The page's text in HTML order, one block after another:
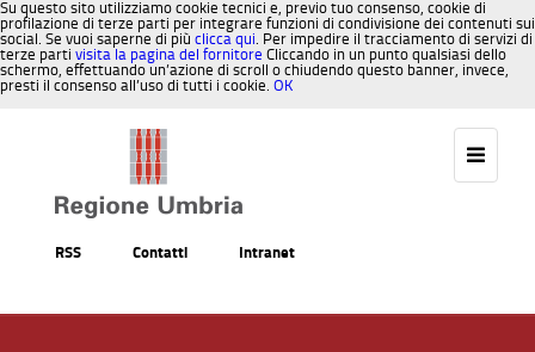
Su questo sito utilizziamo cookie tecnici e, previo tuo consenso, cookie di
profilazione di terze parti per integrare funzioni di condivisione dei contenuti sui
social. Se vuoi saperne di più clicca qui. Per impedire il tracciamento di servizi di
terze parti visita la pagina del fornitore Cliccando in un punto qualsiasi dello
schermo, effettuando un’azione di scroll o chiudendo questo banner, invece,
presti il consenso all’uso di tutti i cookie. OK
RSS Contatti Intranet